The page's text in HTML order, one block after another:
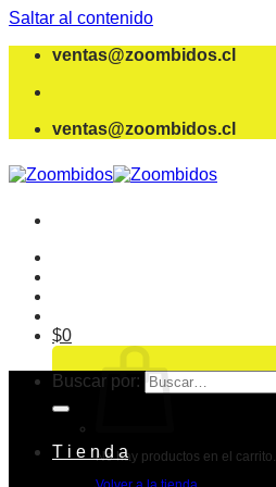
Saltar al contenido
ventas@zoombidos.cl
ventas@zoombidos.cl
$0
No hay productos en el carrito.
Buscar por:
T i e n d a